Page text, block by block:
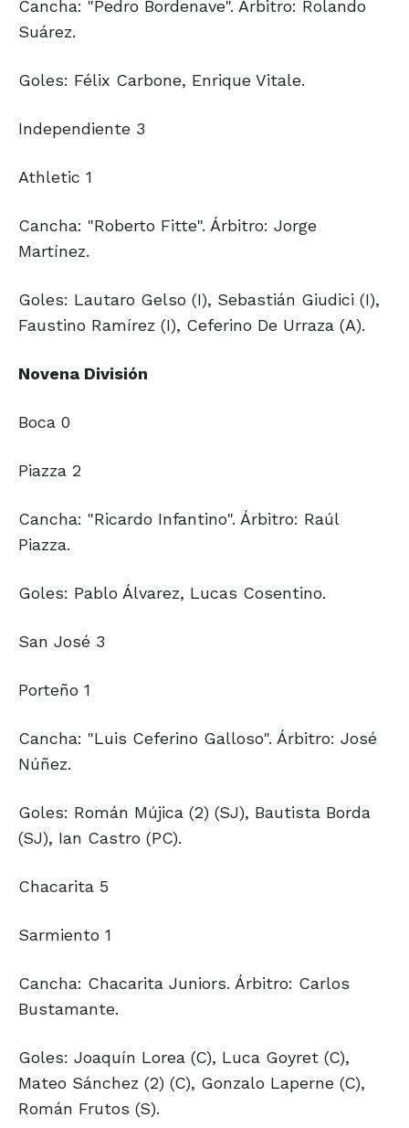
Cancha: "Pedro Bordenave". Árbitro: Rolando
Suárez.
Goles: Félix Carbone, Enrique Vitale.
Independiente 3
Athletic 1
Cancha: "Roberto Fitte". Árbitro: Jorge
Martínez.
Goles: Lautaro Gelso (I), Sebastián Giudici (I),
Faustino Ramírez (I), Ceferino De Urraza (A).
Novena División
Boca 0
Piazza 2
Cancha: "Ricardo Infantino". Árbitro: Raúl
Piazza.
Goles: Pablo Álvarez, Lucas Cosentino.
San José 3
Porteño 1
Cancha: "Luis Ceferino Galloso". Árbitro: José
Núñez.
Goles: Román Mújica (2) (SJ), Bautista Borda
(SJ), Ian Castro (PC).
Chacarita 5
Sarmiento 1
Cancha: Chacarita Juniors. Árbitro: Carlos
Bustamante.
Goles: Joaquín Lorea (C), Luca Goyret (C),
Mateo Sánchez (2) (C), Gonzalo Laperne (C),
Román Frutos (S).